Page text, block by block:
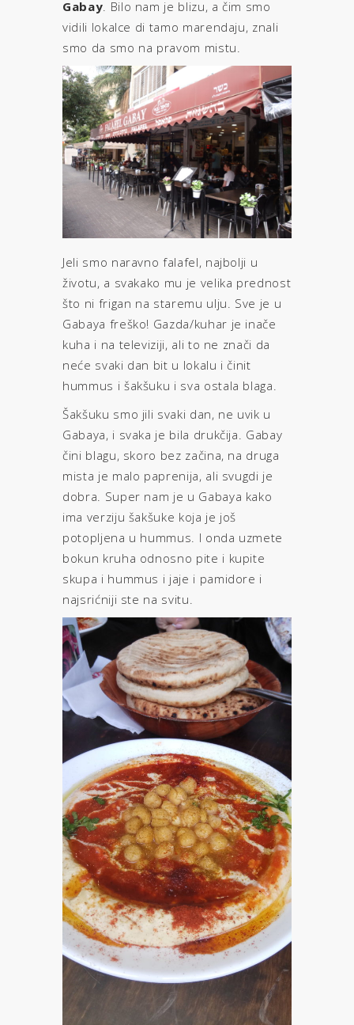
Gabay. Bilo nam je blizu, a čim smo
vidili lokalce di tamo marendaju, znali
smo da smo na pravom mistu.
Jeli smo naravno falafel, najbolji u
životu, a svakako mu je velika prednost
što ni frigan na staremu ulju. Sve je u
Gabaya freško! Gazda/kuhar je inače
kuha i na televiziji, ali to ne znači da
neće svaki dan bit u lokalu i činit
hummus i šakšuku i sva ostala blaga.
Šakšuku smo jili svaki dan, ne uvik u
Gabaya, i svaka je bila drukčija. Gabay
čini blagu, skoro bez začina, na druga
mista je malo paprenija, ali svugdi je
dobra. Super nam je u Gabaya kako
ima verziju šakšuke koja je još
potopljena u hummus. I onda uzmete
bokun kruha odnosno pite i kupite
skupa i hummus i jaje i pamidore i
najsrićniji ste na svitu.